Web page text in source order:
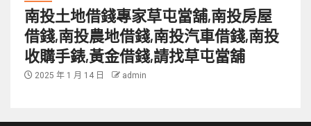
南投土地借錢專家草屯當舖,南投房屋
借錢,南投農地借錢,南投汽車借錢,南投
收購手錶,黃金借錢,請找草屯當舖
2025 年 1 月 14 日 admin